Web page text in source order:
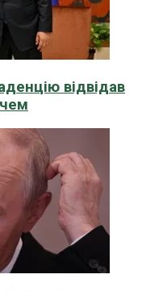
відвідав